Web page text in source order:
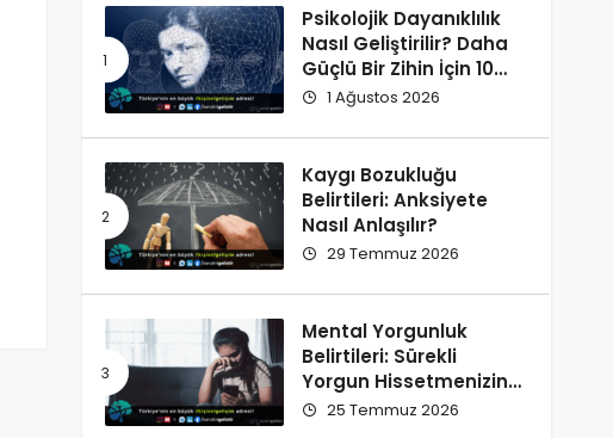
Psikolojik Dayanıklılık
Nasıl Geliştirilir? Daha
Güçlü Bir Zihin İçin 10
Alışkanlık
1 Ağustos 2026
Kaygı Bozukluğu
Belirtileri: Anksiyete
Nasıl Anlaşılır?
29 Temmuz 2026
Mental Yorgunluk
Belirtileri: Sürekli
Yorgun Hissetmenizin
12 Olası Nedeni
25 Temmuz 2026